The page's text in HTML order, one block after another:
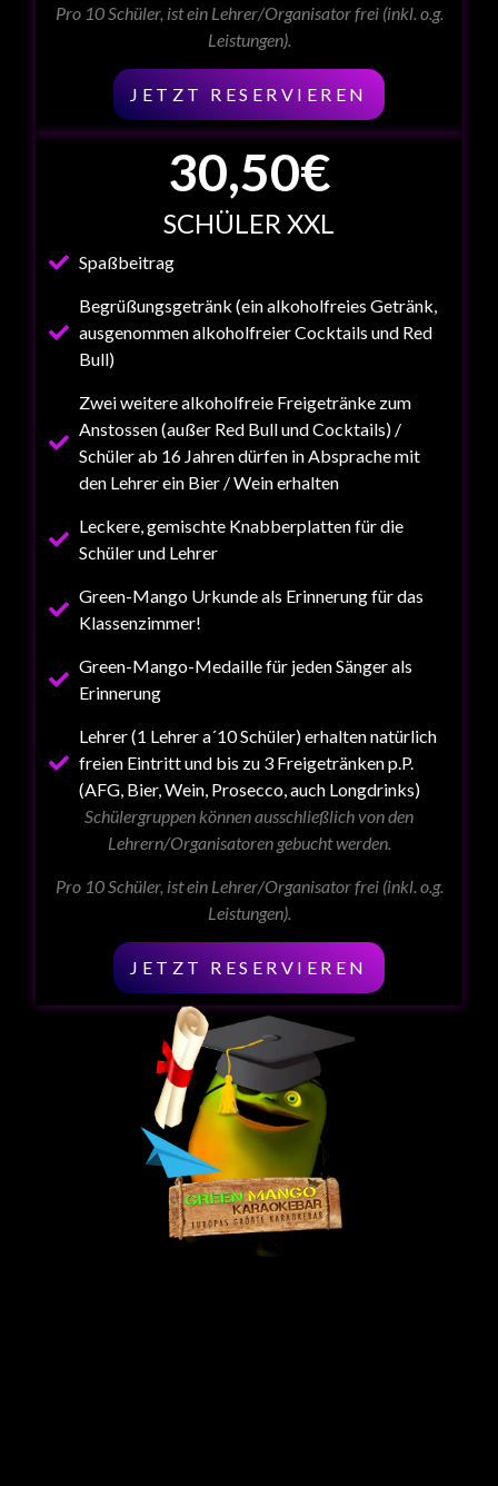
Pro 10 Schüler, ist ein Lehrer/Organisator frei (inkl. o.g.
Leistungen).
JETZT RESERVIEREN
SCHÜLER XXL
30,50€
Spaßbeitrag
Begrüßungsgetränk (ein alkoholfreies Getränk,
ausgenommen alkoholfreier Cocktails und Red
Bull)
Zwei weitere alkoholfreie Freigetränke zum
Anstossen (außer Red Bull und Cocktails) /
Schüler ab 16 Jahren dürfen in Absprache mit
den Lehrer ein Bier / Wein erhalten
Leckere, gemischte Knabberplatten für die
Schüler und Lehrer
Green-Mango Urkunde als Erinnerung für das
Klassenzimmer!
Green-Mango-Medaille für jeden Sänger als
Erinnerung
Lehrer (1 Lehrer a´10 Schüler) erhalten natürlich
freien Eintritt und bis zu 3 Freigetränken p.P.
(AFG, Bier, Wein, Prosecco, auch Longdrinks)
Schülergruppen können ausschließlich von den
Lehrern/Organisatoren gebucht werden.
Pro 10 Schüler, ist ein Lehrer/Organisator frei (inkl. o.g.
Leistungen).
JETZT RESERVIEREN